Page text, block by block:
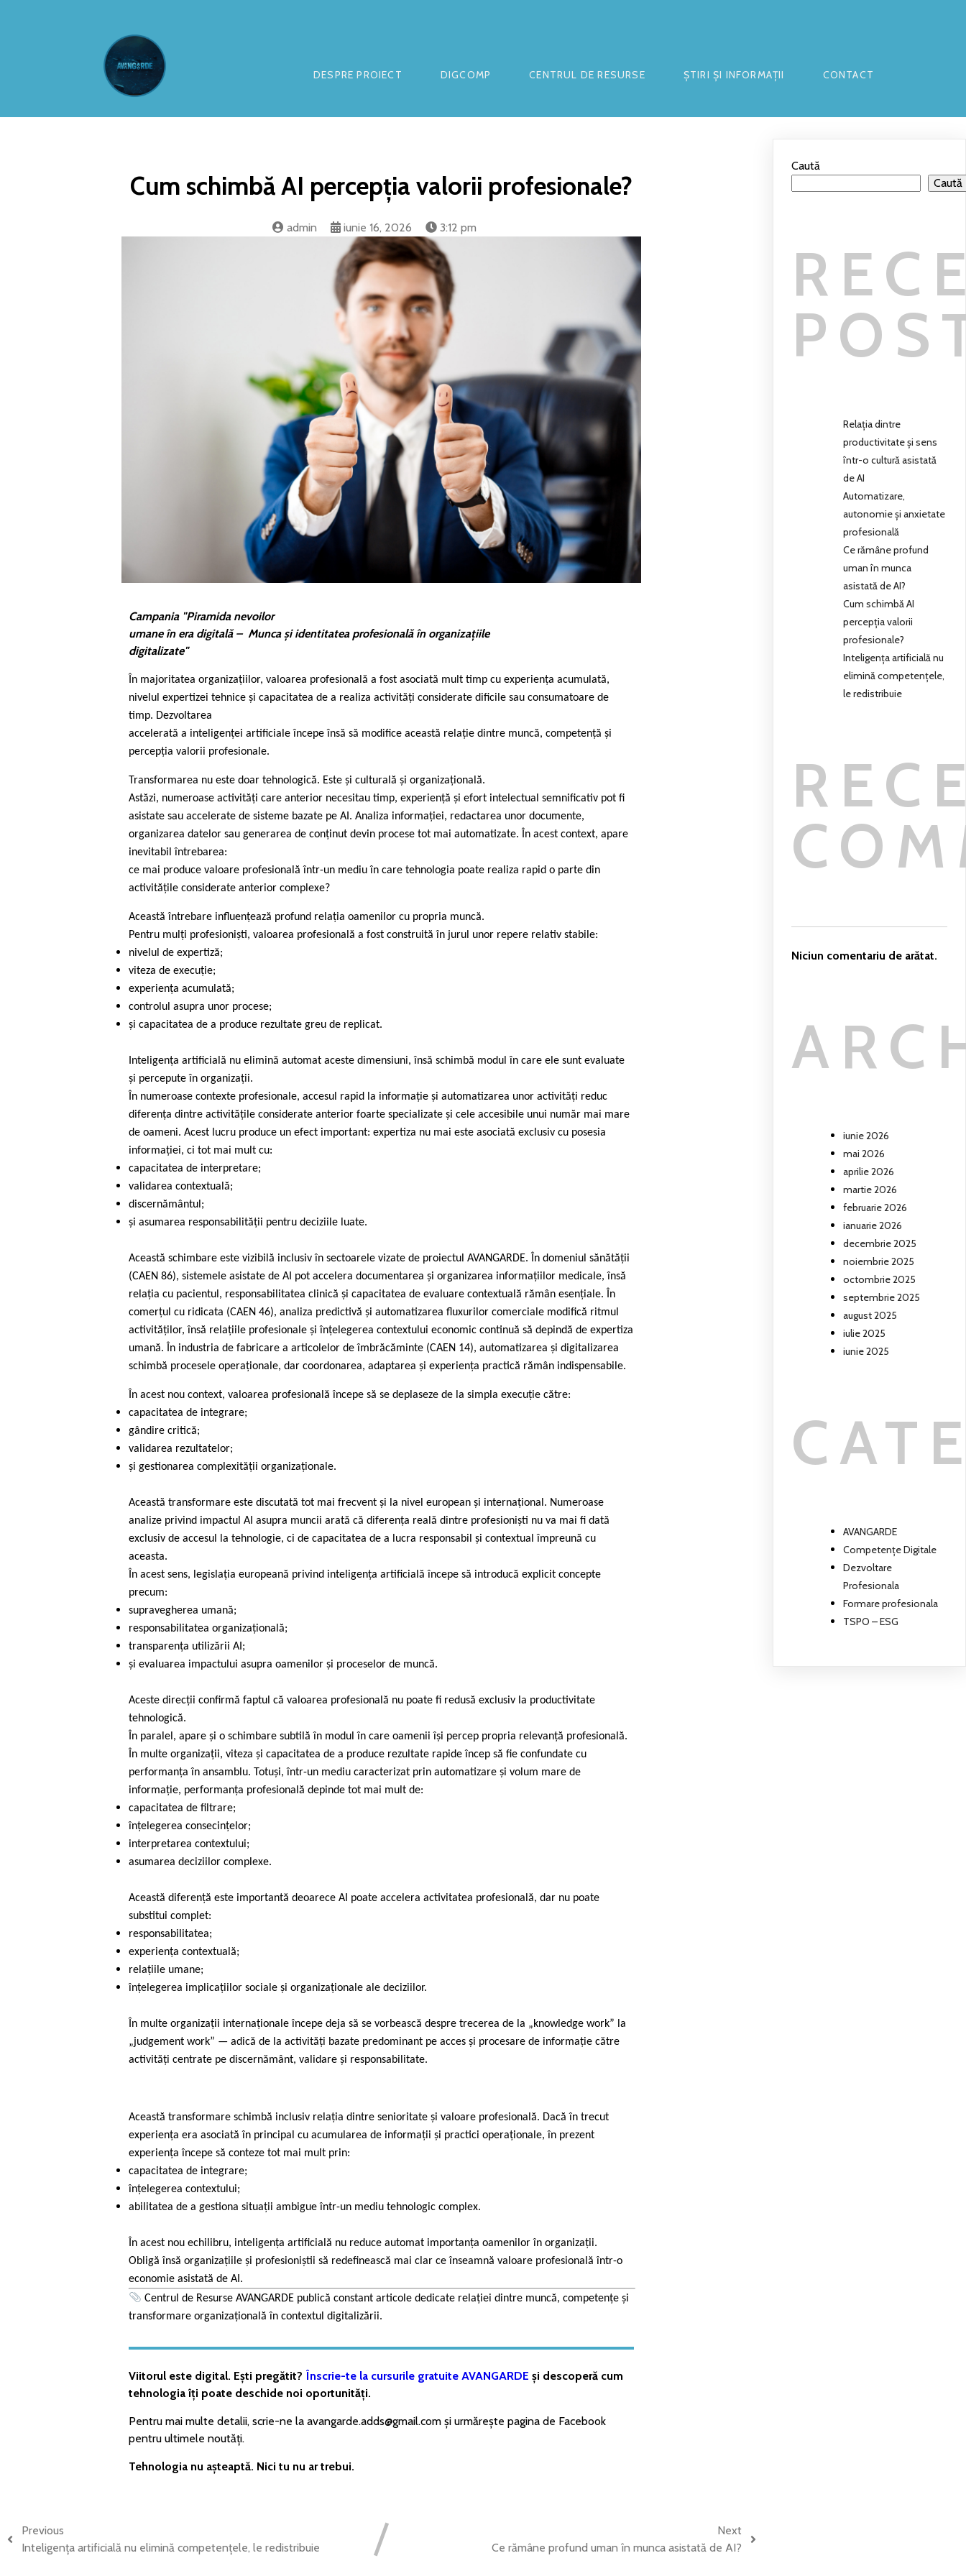
DESPRE PROIECT DIGCOMP CENTRUL DE RESURSE ȘTIRI ȘI INFORMAȚII CONTACT
Cum schimbă AI percepția valorii profesionale?
admin iunie 16, 2026 3:12 pm
Campania "Piramida nevoilor
umane în era digitală – Munca și identitatea profesională în organizațiile
digitalizate"
În majoritatea organizațiilor, valoarea profesională a fost asociată mult timp cu experiența acumulată,
nivelul expertizei tehnice și capacitatea de a realiza activități considerate dificile sau consumatoare de
timp. Dezvoltarea
accelerată a inteligenței artificiale începe însă să modifice această relație dintre muncă, competență și
percepția valorii profesionale.
Transformarea nu este doar tehnologică. Este și culturală și organizațională.
Astăzi, numeroase activități care anterior necesitau timp, experiență și efort intelectual semnificativ pot fi
asistate sau accelerate de sisteme bazate pe AI. Analiza informației, redactarea unor documente,
organizarea datelor sau generarea de conținut devin procese tot mai automatizate. În acest context, apare
inevitabil întrebarea:
ce mai produce valoare profesională într-un mediu în care tehnologia poate realiza rapid o parte din
activitățile considerate anterior complexe?
Această întrebare influențează profund relația oamenilor cu propria muncă.
Pentru mulți profesioniști, valoarea profesională a fost construită în jurul unor repere relativ stabile:
nivelul de expertiză;
viteza de execuție;
experiența acumulată;
controlul asupra unor procese;
și capacitatea de a produce rezultate greu de replicat.
Inteligența artificială nu elimină automat aceste dimensiuni, însă schimbă modul în care ele sunt evaluate
și percepute în organizații.
În numeroase contexte profesionale, accesul rapid la informație și automatizarea unor activități reduc
diferența dintre activitățile considerate anterior foarte specializate și cele accesibile unui număr mai mare
de oameni. Acest lucru produce un efect important: expertiza nu mai este asociată exclusiv cu posesia
informației, ci tot mai mult cu:
capacitatea de interpretare;
validarea contextuală;
discernământul;
și asumarea responsabilității pentru deciziile luate.
Această schimbare este vizibilă inclusiv în sectoarele vizate de proiectul AVANGARDE. În domeniul sănătății
(CAEN 86), sistemele asistate de AI pot accelera documentarea și organizarea informațiilor medicale, însă
relația cu pacientul, responsabilitatea clinică și capacitatea de evaluare contextuală rămân esențiale. În
comerțul cu ridicata (CAEN 46), analiza predictivă și automatizarea fluxurilor comerciale modifică ritmul
activităților, însă relațiile profesionale și înțelegerea contextului economic continuă să depindă de expertiza
umană. În industria de fabricare a articolelor de îmbrăcăminte (CAEN 14), automatizarea și digitalizarea
schimbă procesele operaționale, dar coordonarea, adaptarea și experiența practică rămân indispensabile.
În acest nou context, valoarea profesională începe să se deplaseze de la simpla execuție către:
capacitatea de integrare;
gândire critică;
validarea rezultatelor;
și gestionarea complexității organizaționale.
Această transformare este discutată tot mai frecvent și la nivel european și internațional. Numeroase
analize privind impactul AI asupra muncii arată că diferența reală dintre profesioniști nu va mai fi dată
exclusiv de accesul la tehnologie, ci de capacitatea de a lucra responsabil și contextual împreună cu
aceasta.
În acest sens, legislația europeană privind inteligența artificială începe să introducă explicit concepte
precum:
supravegherea umană;
responsabilitatea organizațională;
transparența utilizării AI;
și evaluarea impactului asupra oamenilor și proceselor de muncă.
Aceste direcții confirmă faptul că valoarea profesională nu poate fi redusă exclusiv la productivitate
tehnologică.
În paralel, apare și o schimbare subtilă în modul în care oamenii își percep propria relevanță profesională.
În multe organizații, viteza și capacitatea de a produce rezultate rapide încep să fie confundate cu
performanța în ansamblu. Totuși, într-un mediu caracterizat prin automatizare și volum mare de
informație, performanța profesională depinde tot mai mult de:
capacitatea de filtrare;
înțelegerea consecințelor;
interpretarea contextului;
asumarea deciziilor complexe.
Această diferență este importantă deoarece AI poate accelera activitatea profesională, dar nu poate
substitui complet:
responsabilitatea;
experiența contextuală;
relațiile umane;
înțelegerea implicațiilor sociale și organizaționale ale deciziilor.
În multe organizații internaționale începe deja să se vorbească despre trecerea de la „knowledge work” la
„judgement work” — adică de la activități bazate predominant pe acces și procesare de informație către
activități centrate pe discernământ, validare și responsabilitate.
Această transformare schimbă inclusiv relația dintre senioritate și valoare profesională. Dacă în trecut
experiența era asociată în principal cu acumularea de informații și practici operaționale, în prezent
experiența începe să conteze tot mai mult prin:
capacitatea de integrare;
înțelegerea contextului;
abilitatea de a gestiona situații ambigue într-un mediu tehnologic complex.
În acest nou echilibru, inteligența artificială nu reduce automat importanța oamenilor în organizații.
Obligă însă organizațiile și profesioniștii să redefinească mai clar ce înseamnă valoare profesională într-o
economie asistată de AI.
Centrul de Resurse AVANGARDE publică constant articole dedicate relației dintre muncă, competențe și
transformare organizațională în contextul digitalizării.
Viitorul este digital. Ești pregătit? Înscrie-te la cursurile gratuite AVANGARDE și descoperă cum
tehnologia îți poate deschide noi oportunități.
Pentru mai multe detalii, scrie-ne la avangarde.adds@gmail.com și urmărește pagina de Facebook
pentru ultimele noutăți.
Tehnologia nu așteaptă. Nici tu nu ar trebui.
Previous
Inteligența artificială nu elimină competențele, le redistribuie
Next
Ce rămâne profund uman în munca asistată de AI?
Caută
Caută
Relația dintre
productivitate și sens
într-o cultură asistată
de AI
Automatizare,
autonomie și anxietate
profesională
Ce rămâne profund
uman în munca
asistată de AI?
Cum schimbă AI
percepția valorii
profesionale?
Inteligența artificială nu
elimină competențele,
le redistribuie
Niciun comentariu de arătat.
iunie 2026
mai 2026
aprilie 2026
martie 2026
februarie 2026
ianuarie 2026
decembrie 2025
noiembrie 2025
octombrie 2025
septembrie 2025
august 2025
iulie 2025
iunie 2025
AVANGARDE
Competențe Digitale
Dezvoltare
Profesionala
Formare profesionala
TSPO – ESG